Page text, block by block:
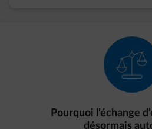
element-balance-tipped
Pourquoi l’échange
désormais